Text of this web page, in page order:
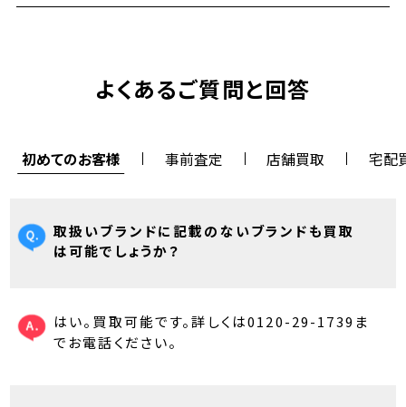
よくあるご質問と回答
初めてのお客様 事前査定 店舗買取 宅配
取扱いブランドに記載のないブランドも買取
は可能でしょうか？
はい。買取可能です。詳しくは0120-29-1739ま
でお電話ください。